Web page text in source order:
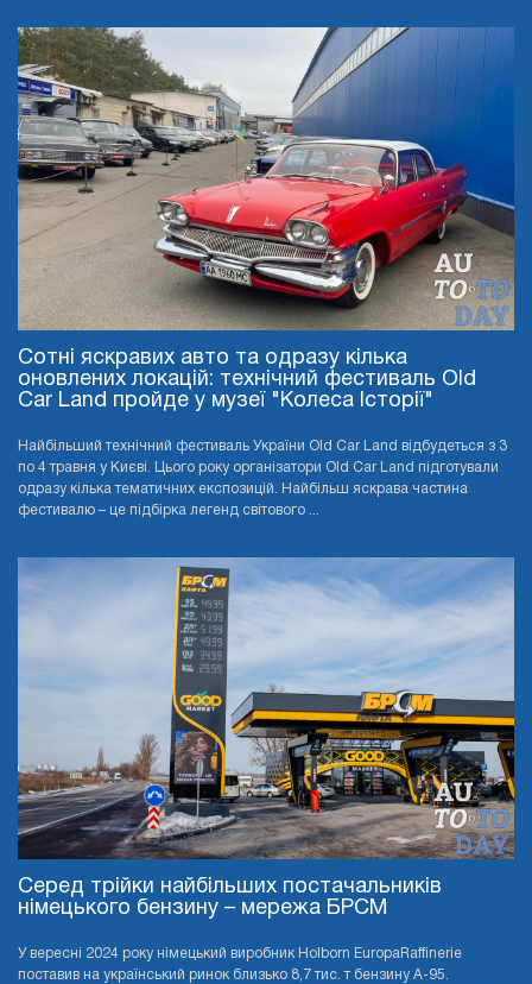
Сотні яскравих авто та одразу кілька
оновлених локацій: технічний фестиваль Old
Car Land пройде у музеї "Колеса Історії"
Найбільший технічний фестиваль України Old Car Land відбудеться з 3
по 4 травня у Києві. Цього року організатори Old Car Land підготували
одразу кілька тематичних експозицій. Найбільш яскрава частина
фестивалю – це підбірка легенд світового ...
Серед трійки найбільших постачальників
німецького бензину – мережа БРСМ
У вересні 2024 року німецький виробник Holborn EuropaRaffinerie
поставив на український ринок близько 8,7 тис. т бензину А-95.